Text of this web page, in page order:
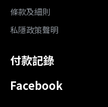
條款及細則
私隱政策聲明
付款記錄
Facebook